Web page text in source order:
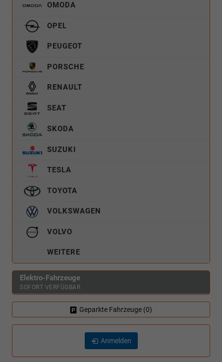
OMODA
OPEL
PEUGEOT
PORSCHE
RENAULT
SEAT
SKODA
SUZUKI
TESLA
TOYOTA
VOLKSWAGEN
VOLVO
WEITERE
Elektro-Fahrzeuge
SOFORT VERFÜGBAR
Geparkte Fahrzeuge (0)
Anmelden